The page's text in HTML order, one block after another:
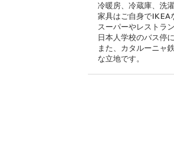
冷暖房、冷蔵庫、洗
家具はご自身でIKEA
スーパーやレストラ
日本人学校のバス停
また、カタルーニャ
な立地です。